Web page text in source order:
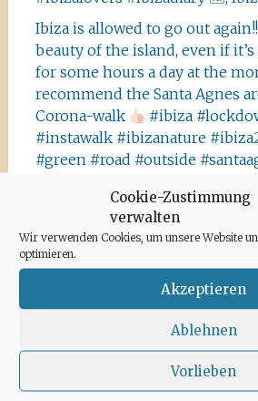
Cookie-Zustimmung
verwalten
Wir verwenden Cookies, um unsere Website
optimieren.
Akzeptieren
Ablehnen
Vorlieben
Ibiza is allowed to go out
beauty of the island, even if
for some hours a day at the
recommend the Santa Agnes
Corona-walk
#ibiza
#instawalk #ibizanature
#green #road #outside
Archiv
Juni 2020